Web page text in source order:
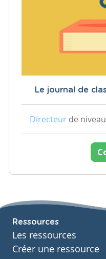
Le journal de
Directeurde niveau
Ressources
Les ressources
Créer une ressource